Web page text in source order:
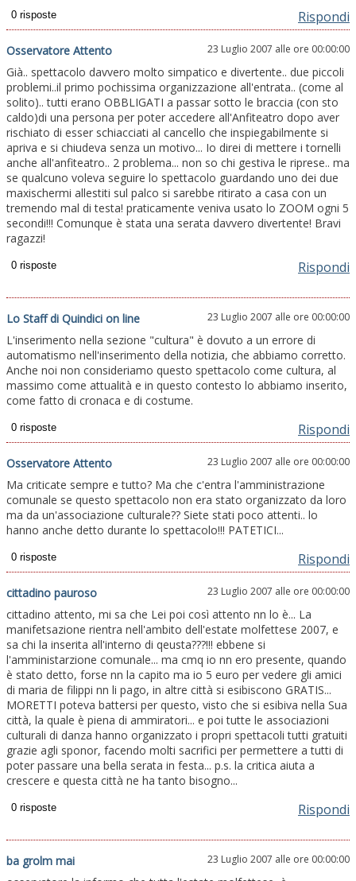
Rispondi
Osservatore Attento 23 Luglio 2007 alle ore 00:00:00
Già.. spettacolo davvero molto simpatico e divertente.. due piccoli
problemi..il primo pochissima organizzazione all'entrata.. (come al
solito).. tutti erano OBBLIGATI a passar sotto le braccia (con sto
caldo)di una persona per poter accedere all'Anfiteatro dopo aver
rischiato di esser schiacciati al cancello che inspiegabilmente si
apriva e si chiudeva senza un motivo... Io direi di mettere i tornelli
anche all'anfiteatro.. 2 problema... non so chi gestiva le riprese.. ma
se qualcuno voleva seguire lo spettacolo guardando uno dei due
maxischermi allestiti sul palco si sarebbe ritirato a casa con un
tremendo mal di testa! praticamente veniva usato lo ZOOM ogni 5
secondi!!! Comunque è stata una serata davvero divertente! Bravi
ragazzi!
Rispondi
Lo Staff di Quindici on line 23 Luglio 2007 alle ore 00:00:00
L'inserimento nella sezione "cultura" è dovuto a un errore di
automatismo nell'inserimento della notizia, che abbiamo corretto.
Anche noi non consideriamo questo spettacolo come cultura, al
massimo come attualità e in questo contesto lo abbiamo inserito,
come fatto di cronaca e di costume.
Rispondi
Osservatore Attento 23 Luglio 2007 alle ore 00:00:00
Ma criticate sempre e tutto? Ma che c'entra l'amministrazione
comunale se questo spettacolo non era stato organizzato da loro
ma da un'associazione culturale?? Siete stati poco attenti.. lo
hanno anche detto durante lo spettacolo!!! PATETICI...
Rispondi
cittadino pauroso 23 Luglio 2007 alle ore 00:00:00
cittadino attento, mi sa che Lei poi così attento nn lo è... La
manifetsazione rientra nell'ambito dell'estate molfettese 2007, e
sa chi la inserita all'interno di qeusta???!!! ebbene si
l'amministarzione comunale... ma cmq io nn ero presente, quando
è stato detto, forse nn la capito ma io 5 euro per vedere gli amici
di maria de filippi nn li pago, in altre città si esibiscono GRATIS...
MORETTI poteva battersi per questo, visto che si esibiva nella Sua
città, la quale è piena di ammiratori... e poi tutte le associazioni
culturali di danza hanno organizzato i propri spettacoli tutti gratuiti
grazie agli sponor, facendo molti sacrifici per permettere a tutti di
poter passare una bella serata in festa... p.s. la critica aiuta a
crescere e questa città ne ha tanto bisogno...
Rispondi
ba grolm mai 23 Luglio 2007 alle ore 00:00:00